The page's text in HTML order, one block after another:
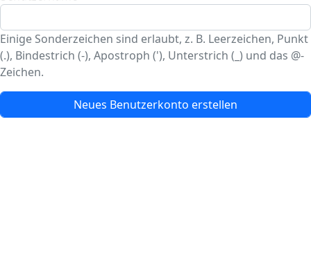
Einige Sonderzeichen sind erlaubt, z. B. Leerzeichen, Punkt
(.), Bindestrich (-), Apostroph ('), Unterstrich (_) und das @-
Zeichen.